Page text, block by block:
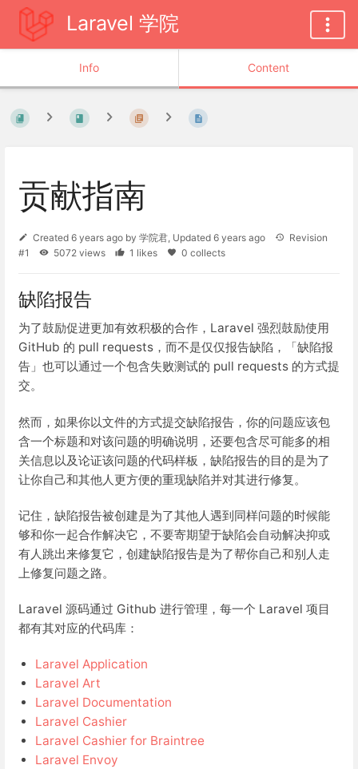
Laravel 学院
Info Content
贡献指南
Created 6 years ago by 学院君, Updated 6 years ago
Revision
#1
5072 views 1 likes 0 collects
缺陷报告
为了鼓励促进更加有效积极的合作，Laravel 强烈鼓励使用
GitHub 的 pull requests，而不是仅仅报告缺陷，「缺陷报
告」也可以通过一个包含失败测试的 pull requests 的方式提
交。
然而，如果你以文件的方式提交缺陷报告，你的问题应该包
含一个标题和对该问题的明确说明，还要包含尽可能多的相
关信息以及论证该问题的代码样板，缺陷报告的目的是为了
让你自己和其他人更方便的重现缺陷并对其进行修复。
记住，缺陷报告被创建是为了其他人遇到同样问题的时候能
够和你一起合作解决它，不要寄期望于缺陷会自动解决抑或
有人跳出来修复它，创建缺陷报告是为了帮你自己和别人走
上修复问题之路。
Laravel 源码通过 Github 进行管理，每一个 Laravel 项目
都有其对应的代码库：
Laravel Application
Laravel Art
Laravel Documentation
Laravel Cashier
Laravel Cashier for Braintree
Laravel Envoy